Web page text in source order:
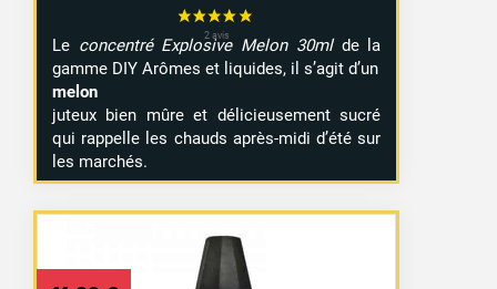
Le concentré Explosive Melon 30mlde la
gamme DIY Arômes et liquides, il s’agit d’un
melon
juteux bien mûre et délicieusement sucré
qui rappelle les chauds après-midi d’été sur
les marchés.